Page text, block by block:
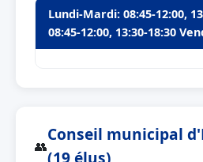
Lundi-Mardi: 08:45-12:00,
08:45-12:00, 13:30-18:30
👥
Conseil municipal
(19 élus)